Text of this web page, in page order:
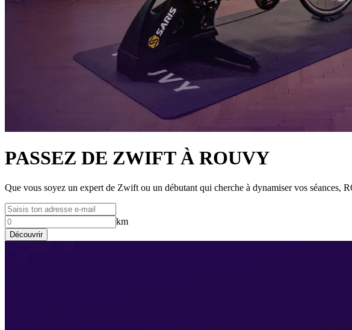
PASSEZ DE ZWIFT À ROUVY
Que vous soyez un expert de Zwift ou un débutant qui cherche à dynamiser vos
km
Découvrir